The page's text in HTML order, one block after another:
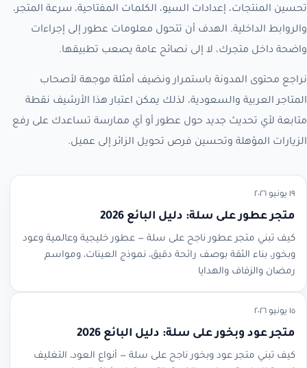
تحسين المنتجات، إعدادات السيو، الكلمات المفتاحية، سرعة المتجر،
والروابط الداخلية. الهدف أن تتحول معلومات عطور إلى إجراءات
واضحة داخل متجرك، لا إلى نصائح عامة يصعب تطبيقها.
نراجع محتوى المدونة باستمرار ونضيف أمثلة موجهة لأصحاب
المتاجر العربية والسعودية، لذلك يمكن اعتبار هذا الأرشيف نقطة
متابعة لأي تحديث جديد حول عطور أو أي ممارسة تساعدك على رفع
الزيارات المؤهلة وتحسين فرص تحويل الزائر إلى عميل.
١٩ يونيو ٢٠٢٦
متجر عطور على سلة: دليل البائع 2026
كيف تبني متجر عطور ناجح على سلة — عطور خليجية وعالمية وعود
وبخور، بناء الثقة بوصف رائحة دقيق، نموذج العينات، ومواسم
رمضان والزفاف والهدايا
١٥ يونيو ٢٠٢٦
متجر عود وبخور على سلة: دليل البائع 2026
كيف تبني متجر عود وبخور ناجح على سلة — أنواع العود، التغليف